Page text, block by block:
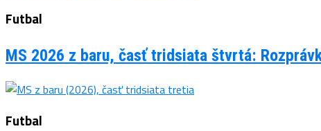
Futbal
MS 2026 z baru, časť tridsiata štvrtá:
Futbal